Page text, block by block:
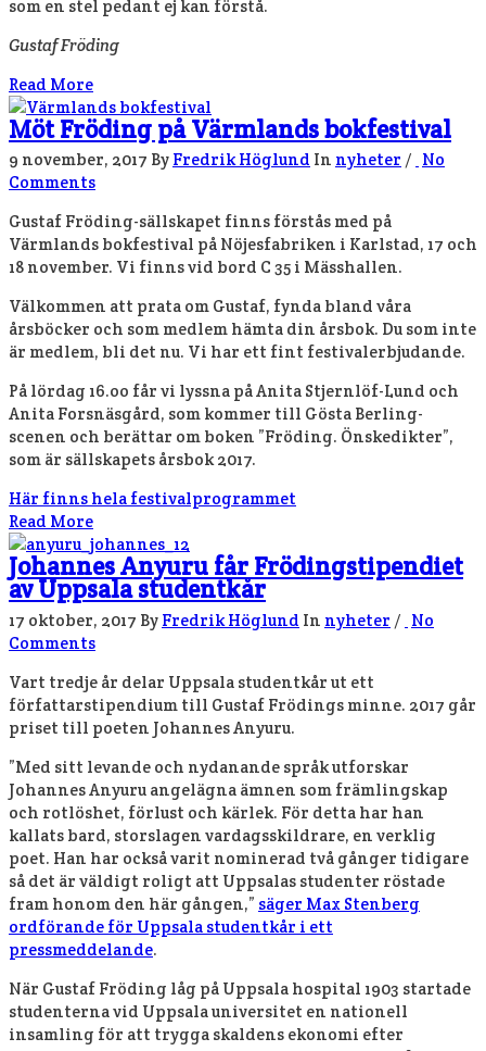
som en stel pedant ej kan förstå.
Gustaf Fröding
Read More
Möt Fröding på Värmlands bokfestival
9 november, 2017 By Fredrik Höglund In nyheter / No
Comments
Gustaf Fröding-sällskapet finns förstås med på
Värmlands bokfestival på Nöjesfabriken i Karlstad, 17 och
18 november. Vi finns vid bord C 35 i Mässhallen.
Välkommen att prata om Gustaf, fynda bland våra
årsböcker och som medlem hämta din årsbok. Du som inte
är medlem, bli det nu. Vi har ett fint festivalerbjudande.
På lördag 16.oo får vi lyssna på Anita Stjernlöf-Lund och
Anita Forsnäsgård, som kommer till Gösta Berling-
scenen och berättar om boken ”Fröding. Önskedikter”,
som är sällskapets årsbok 2017.
Här finns hela festivalprogrammet
Read More
Johannes Anyuru får Frödingstipendiet
av Uppsala studentkår
17 oktober, 2017 By Fredrik Höglund In nyheter / No
Comments
Vart tredje år delar Uppsala studentkår ut ett
författarstipendium till Gustaf Frödings minne. 2017 går
priset till poeten Johannes Anyuru.
”Med sitt levande och nydanande språk utforskar
Johannes Anyuru angelägna ämnen som främlingskap
och rotlöshet, förlust och kärlek. För detta har han
kallats bard, storslagen vardagsskildrare, en verklig
poet. Han har också varit nominerad två gånger tidigare
så det är väldigt roligt att Uppsalas studenter röstade
fram honom den här gången,” säger Max Stenberg
ordförande för Uppsala studentkår i ett
pressmeddelande.
När Gustaf Fröding låg på Uppsala hospital 1903 startade
studenterna vid Uppsala universitet en nationell
insamling för att trygga skaldens ekonomi efter